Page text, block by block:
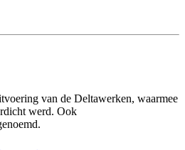
van de Deltawerken, waarmee
werd. Ook